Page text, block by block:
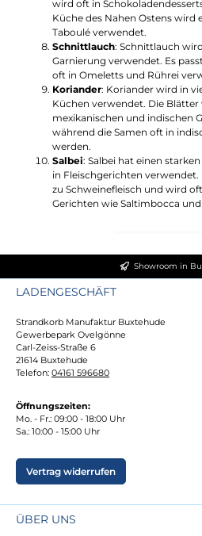
wird oft in
Küche des Nahen Ostens wird
Taboulé verwendet.
Schnittlauch: Schnittlauch
Garnierung verwendet. Es
oft in Omeletts und Rührei
Koriander: Koriander wird in
Küchen verwendet. Die
mexikanischen und indischen
während die Samen oft in
werden.
Salbei: Salbei hat einen
in Fleischgerichten verwendet.
zu Schweinefleisch und wird
Gerichten wie Saltimbocca
Showroom in
LADENGESCHÄFT
Strandkorb Manufaktur Buxtehude
Gewerbepark Ovelgönne
Carl-Zeiss-Straße 6
21614 Buxtehude
Telefon: 04161 596680
Öffnungszeiten:
Mo. - Fr.: 09:00 - 18:00 Uhr
Sa.: 10:00 - 15:00 Uhr
Vertrag widerrufen
ÜBER UNS